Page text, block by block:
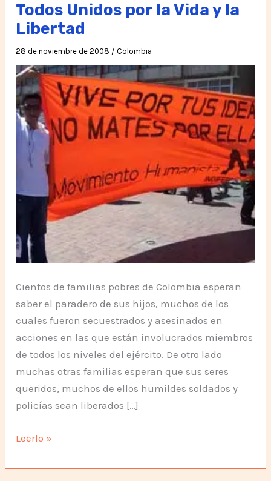
Todos Unidos por la Vida y la
Libertad
28 de noviembre de 2008 / Colombia
Cientos de familias pobres de Colombia esperan
saber el paradero de sus hijos, muchos de los
cuales fueron secuestrados y asesinados en
acciones en las que están involucrados miembros
de todos los niveles del ejército. De otro lado
muchas otras familias esperan que sus seres
queridos, muchos de ellos humildes soldados y
policías sean liberados […]
Todos
por
Leerlo »